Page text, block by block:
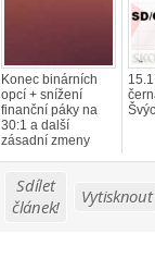
Konec binárních
opcí + snížení
finanční páky na
30:1 a další
zásadní zmeny
Sdílet
článek!
Vytisknout